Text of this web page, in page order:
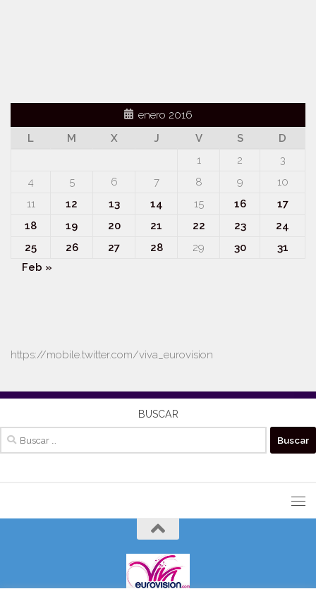
enero 2016
L
M X J V S
D
1
2
3
4
5 6 7 8 9
10
11
12 13 14 15 16
17
18
19 20 21 22 23
24
25
26 27 28 29 30
31
Feb »
https://mobile.twitter.com/viva_eurovision
BUSCAR